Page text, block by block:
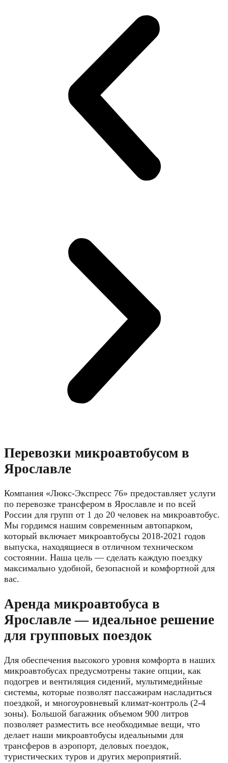
Перевозки микроавтобусом в
Ярославле
Компания «Люкс-Экспресс 76» предоставляет услуги
по перевозке трансфером в Ярославле и по всей
России для групп от 1 до 20 человек на микроавтобус.
Мы гордимся нашим современным автопарком,
который включает микроавтобусы 2018-2021 годов
выпуска, находящиеся в отличном техническом
состоянии. Наша цель — сделать каждую поездку
максимально удобной, безопасной и комфортной для
вас.
Аренда микроавтобуса в
Ярославле — идеальное решение
для групповых поездок
Для обеспечения высокого уровня комфорта в наших
микроавтобусах предусмотрены такие опции, как
подогрев и вентиляция сидений, мультимедийные
системы, которые позволят пассажирам насладиться
поездкой, и многоуровневый климат-контроль (2-4
зоны). Большой багажник объемом 900 литров
позволяет разместить все необходимые вещи, что
делает наши микроавтобусы идеальными для
трансферов в аэропорт, деловых поездок,
туристических туров и других мероприятий.